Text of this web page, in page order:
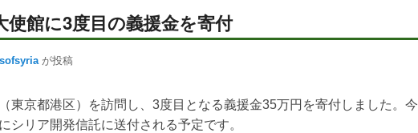
使館に3度目の義援金を寄付
が投稿
東京都港区）を訪問し、3度目となる義援金35万円を寄付しました。今
シリア開発信託に送付される予定です。